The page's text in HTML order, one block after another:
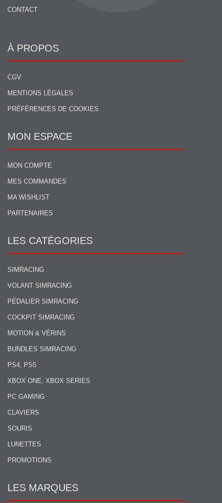
CONTACT
À PROPOS
CGV
MENTIONS LÉGALES
PRÉFÉRENCES DE COOKIES
MON ESPACE
MON COMPTE
MES COMMANDES
MA WISHLIST
PARTENAIRES
LES CATÉGORIES
SIMRACING
VOLANT SIMRACING
PÉDALIER SIMRACING
COCKPIT SIMRACING
MOTION & VÉRINS
BUNDLES SIMRACING
PS4, PS5
XBOX ONE, XBOX SERIES
PC GAMING
CLAVIERS
SOURIS
LUNETTES
PROMOTIONS
LES MARQUES